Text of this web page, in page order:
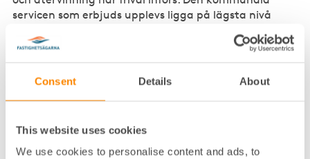
Consent Details About
This website uses cookies
We use cookies to personalise content and ads, to
servicen som erbjuds upplevs ligga på lägsta nivå
högre klimat- och miljöambitioner. Det kommunala
själv ombesörja eller köpa in tjänster för ökad
effektiviseringsvinster kommer att återinvesteras i en
utökad utsortering för mer återbruk och återvinning